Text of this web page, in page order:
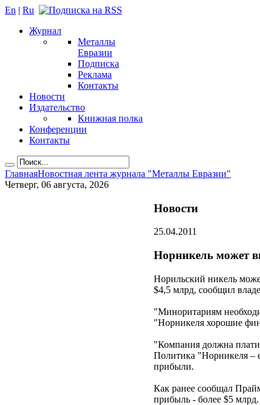
En | Ru
Журнал
Металлы
Евразии
Подписка
Реклама
Контакты
Новости
Издательство
Книжная полка
Конференции
Контакты
ГлавнаяНовостная лента журнала "Металлы Евразии"
Четверг, 06 августа, 2026
Новости
25.04.2011
Норникель может
Норильский никель
$4,5 млрд, сообщил
"Миноритариям
"Норникеля хорошие
"Компания должна
Политика "Норникеля –
прибыли.
Как ранее сообщал
прибыль - более $5 млрд.